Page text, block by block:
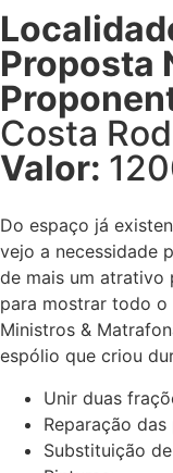
Proposta
Costa
Valor:
Do espaço já
vejo a necessidade
de mais um atrativo
para mostrar todo
Ministros &
espólio que criou
Unir duas
Reparação
Substituição